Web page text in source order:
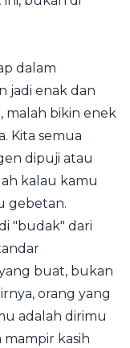
dalam
jadi enak dan
malah bikin enek
Kita semua
dipuji atau
kalau kamu
gebetan.
"budak" dari
buat, bukan
orang yang
adalah dirimu
kasih